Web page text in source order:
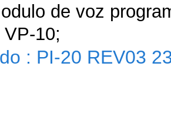
de voz
10;
: PI-20 REV03